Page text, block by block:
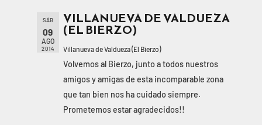
SÁB
09
AGO
2014
VILLANUEVA DE VALDUEZA
(EL BIERZO)
Villanueva de Valdueza (El Bierzo)
Volvemos al Bierzo, junto a todos nuestros
amigos y amigas de esta incomparable zona
que tan bien nos ha cuidado siempre.
Prometemos estar agradecidos!!